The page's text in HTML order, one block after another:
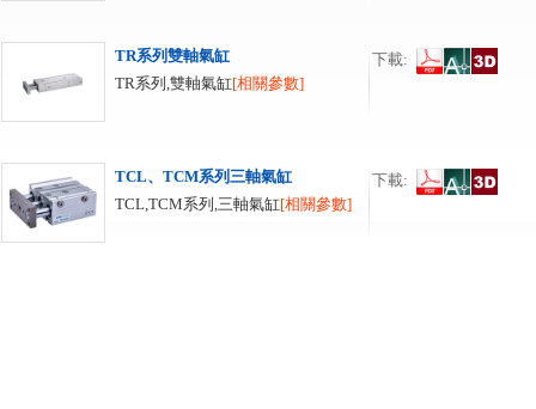
TR系列雙軸氣缸
TR系列,雙軸氣缸[相關參數]
下載:
TCL、TCM系列三軸氣缸
TCL,TCM系列,三軸氣缸[相關參數]
下載: